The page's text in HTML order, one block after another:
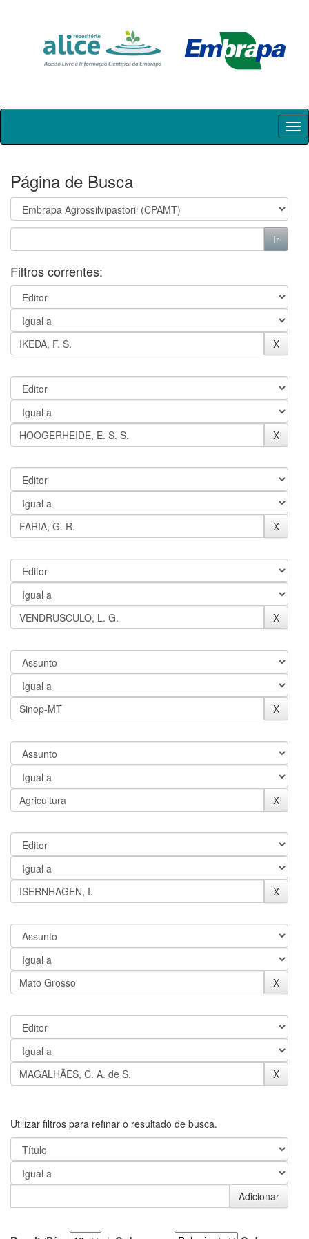
Skip
Página de Busca
Filtros correntes:
Utilizar filtros para refinar o resultado de busca.